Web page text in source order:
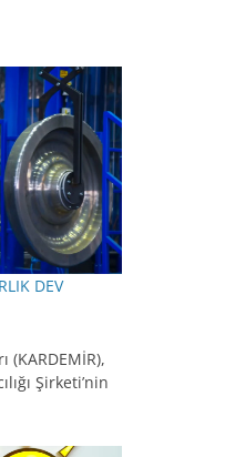
DEV
(KARDEMİR),
Şirketi’nin